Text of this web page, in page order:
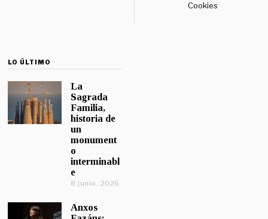
Cookies
LO ÚLTIMO
La
Sagrada
Familia,
historia de
un
monument
o
interminabl
e
8 junio, 2026
Anxos